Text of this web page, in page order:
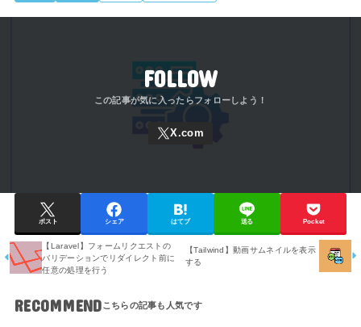
FOLLOW
ポスト シェア はてブ 送る Pocket
【Laravel】フォームリクエストの
バリデーションでリダイレクト前に
任意の処理を行う
【Tailwind】動画サムネイルを表示
する
RECOMMEND